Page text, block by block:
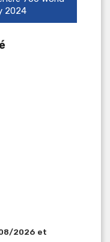
2024
2026 et